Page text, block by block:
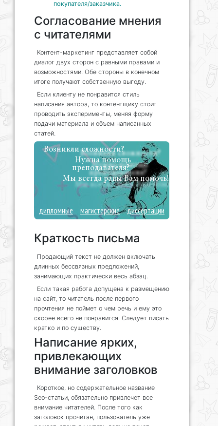
покупателя/заказчика.
Согласование мнения
с читателями
Контент-маркетинг представляет собой
диалог двух сторон с равными правами и
возможностями. Обе стороны в конечном
итоге получают собственную выгоду.
Если клиенту не понравится стиль
написания автора, то контентщику стоит
проводить эксперименты, меняя форму
подачи материала и объем написанных
статей.
Возникли сложности?
Нужна помощь
преподавателя?
Мы всегда рады Вам помочь!
дипломные магистерские диссертации
Краткость письма
Продающий текст не должен включать
длинных бессвязных предложений,
занимающих практически весь абзац.
Если такая работа допущена к размещению
на сайт, то читатель после первого
прочтения не поймет о чем речь и ему это
скорее всего не понравится. Следует писать
кратко и по существу.
Написание ярких,
привлекающих
внимание заголовков
Короткое, но содержательное название
Seo-статьи, обязательно привлечет все
внимание читателей. После того как
заголовок прочитан, пользователь уже